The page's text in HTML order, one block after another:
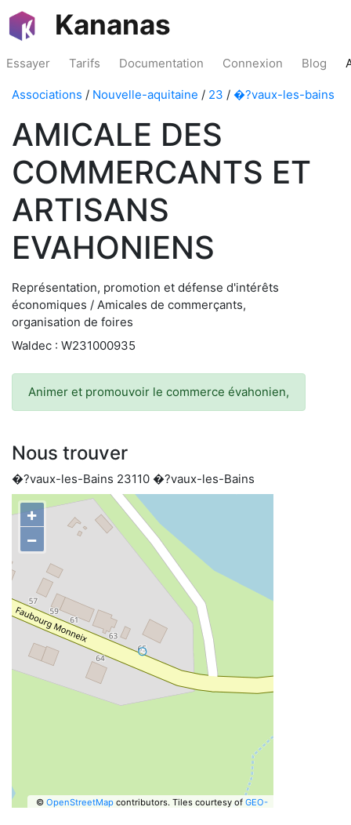
Kananas
Essayer Tarifs Documentation Connexion Blog
Associations / Nouvelle-aquitaine / 23 / �?vaux-les-bains
AMICALE DES
COMMERCANTS ET
ARTISANS
EVAHONIENS
Représentation, promotion et défense d'intérêts
économiques / Amicales de commerçants,
organisation de foires
Waldec : W231000935
Animer et promouvoir le commerce évahonien,
Nous trouver
�?vaux-les-Bains 23110 �?vaux-les-Bains
+
−
© OpenStreetMapcontributors. Tiles courtesy of GEO-